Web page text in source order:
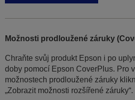
Možnosti prodloužené záruky
Chraňte svůj produkt Epson i po
doby pomocí Epson CoverPlus. Pro
možnostech prodloužené záruky
„Zobrazit možnosti rozšířené záruky“.